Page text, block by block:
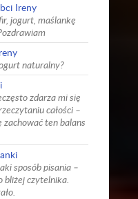
Ireny
jogurt, maślankę
naturalny?
zdarza mi się
całości –
zachować ten balans
sposób pisania –
bliżej czytelnika.